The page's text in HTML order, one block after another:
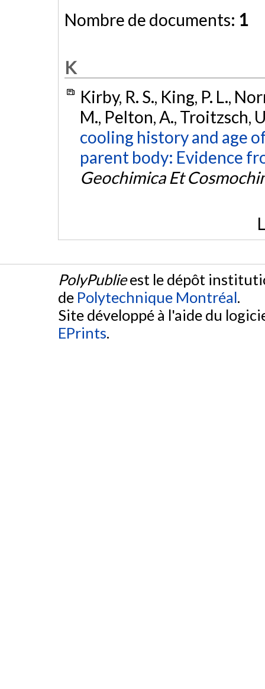
Nombre de documents: 1
K
Kirby, R. S., King, P. L.,
M., Pelton, A., Troitzsch,
cooling history and age
parent body: Evidence
Geochimica Et
PolyPublieest le dépôt
de Polytechnique Montréal.
Site développé à l'aide du
EPrints.